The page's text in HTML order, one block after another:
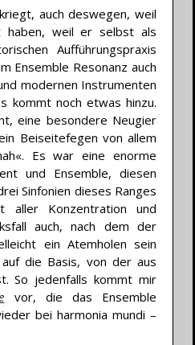
auch deswegen, weil
haben, weil er selbst als
Aufführungspraxis
Ensemble Resonanz auch
modernen Instrumenten
kommt noch etwas hinzu.
eine besondere Neugier
Beiseitefegen von allem
Es war eine enorme
und Ensemble, diesen
Sinfonien dieses Ranges
aller Konzentration und
auch, nach dem der
ein Atemholen sein
die Basis, von der aus
So jedenfalls kommt mir
vor, die das Ensemble
bei harmonia mundi –